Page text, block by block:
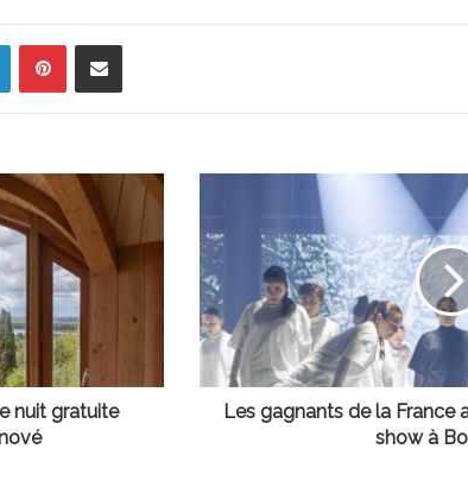
LinkedinPinterestPartager par email
nuit gratuite
de
la
France
a
un
incroyable
Talent
Les gagnants de la France
show à